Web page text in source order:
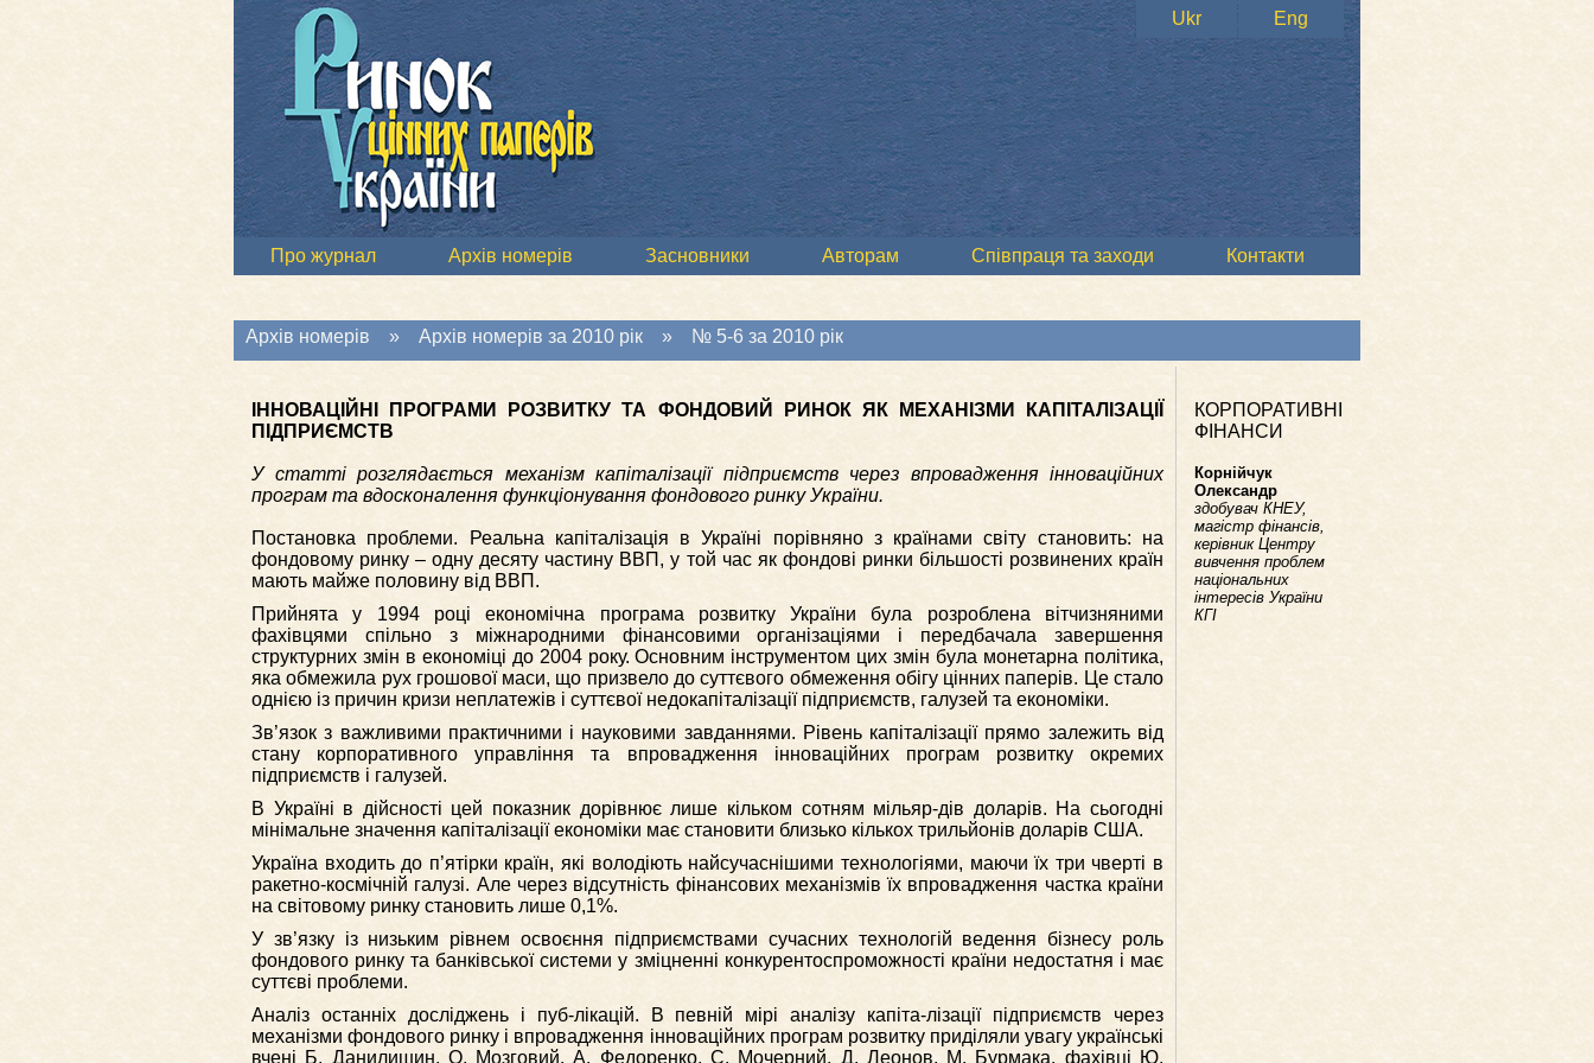
Ukr Eng
Про журнал Архів номерів Засновники Авторам Співпраця та заходи Контакти
Архів номерів » Архів номерів за 2010 рік » № 5-6 за 2010 рік
ІННОВАЦІЙНІ ПРОГРАМИ РОЗВИТКУ ТА ФОНДОВИЙ РИНОК ЯК МЕХАНІЗМИ КАПІТАЛІЗАЦІЇ
ПІДПРИЄМСТВ
У статті розглядається механізм капіталізації підприємств через впровадження інноваційних
програм та вдосконалення функціонування фондового ринку України.
Постановка проблеми. Реальна капіталізація в Україні порівняно з країнами світу становить: на
фондовому ринку – одну десяту частину ВВП, у той час як фондові ринки більшості розвинених країн
мають майже половину від ВВП.
Прийнята у 1994 році економічна програма розвитку України була розроблена вітчизняними
фахівцями спільно з міжнародними фінансовими організаціями і передбачала завершення
структурних змін в економіці до 2004 року. Основним інструментом цих змін була монетарна політика,
яка обмежила рух грошової маси, що призвело до суттєвого обмеження обігу цінних паперів. Це стало
однією із причин кризи неплатежів і суттєвої недокапіталізації підприємств, галузей та економіки.
Зв’язок з важливими практичними і науковими завданнями. Рівень капіталізації прямо залежить від
стану корпоративного управління та впровадження інноваційних програм розвитку окремих
підприємств і галузей.
В Україні в дійсності цей показник дорівнює лише кільком сотням мільяр-дів доларів. На сьогодні
мінімальне значення капіталізації економіки має становити близько кількох трильйонів доларів США.
Україна входить до п’ятірки країн, які володіють найсучаснішими технологіями, маючи їх три чверті в
ракетно-космічній галузі. Але через відсутність фінансових механізмів їх впровадження частка країни
на світовому ринку становить лише 0,1%.
У зв’язку із низьким рівнем освоєння підприємствами сучасних технологій ведення бізнесу роль
фондового ринку та банківської системи у зміцненні конкурентоспроможності країни недостатня і має
суттєві проблеми.
Аналіз останніх досліджень і пуб-лікацій. В певній мірі аналізу капіта-лізації підприємств через
механізми фондового ринку і впровадження інноваційних програм розвитку приділяли увагу українські
вчені Б. Данилишин, О. Мозговий, А. Федоренко, С. Мочерний, Д. Леонов, М. Бурмака, фахівці Ю.
КОРПОРАТИВНІ
ФІНАНСИ
Корнійчук
Олександр
здобувач КНЕУ,
магістр фінансів,
керівник Центру
вивчення проблем
національних
інтересів України
КГІ